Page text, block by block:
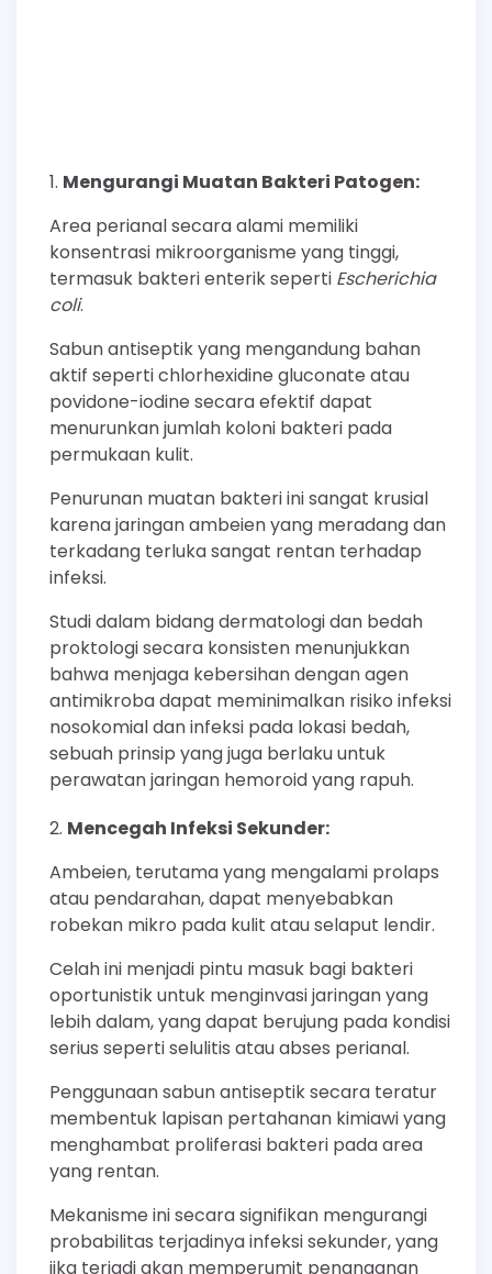
Mengurangi Muatan Bakteri Patogen:
Area perianal secara alami memiliki
konsentrasi mikroorganisme yang tinggi,
termasuk bakteri enterik seperti Escherichia
coli.
Sabun antiseptik yang mengandung bahan
aktif seperti chlorhexidine gluconate atau
povidone-iodine secara efektif dapat
menurunkan jumlah koloni bakteri pada
permukaan kulit.
Penurunan muatan bakteri ini sangat krusial
karena jaringan ambeien yang meradang dan
terkadang terluka sangat rentan terhadap
infeksi.
Studi dalam bidang dermatologi dan bedah
proktologi secara konsisten menunjukkan
bahwa menjaga kebersihan dengan agen
antimikroba dapat meminimalkan risiko infeksi
nosokomial dan infeksi pada lokasi bedah,
sebuah prinsip yang juga berlaku untuk
perawatan jaringan hemoroid yang rapuh.
Mencegah Infeksi Sekunder:
Ambeien, terutama yang mengalami prolaps
atau pendarahan, dapat menyebabkan
robekan mikro pada kulit atau selaput lendir.
Celah ini menjadi pintu masuk bagi bakteri
oportunistik untuk menginvasi jaringan yang
lebih dalam, yang dapat berujung pada kondisi
serius seperti selulitis atau abses perianal.
Penggunaan sabun antiseptik secara teratur
membentuk lapisan pertahanan kimiawi yang
menghambat proliferasi bakteri pada area
yang rentan.
Mekanisme ini secara signifikan mengurangi
probabilitas terjadinya infeksi sekunder, yang
jika terjadi akan memperumit penanganan